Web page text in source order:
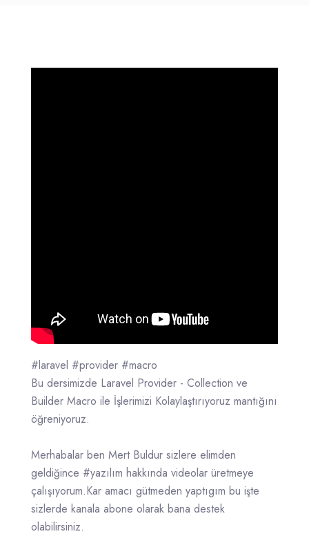
#laravel #provider #macro
Bu dersimizde Laravel Provider - Collection ve
Builder Macro ile İşlerimizi Kolaylaştırıyoruz mantığını
öğreniyoruz.
Merhabalar ben Mert Buldur sizlere elimden
geldiğince #yazılım hakkında videolar üretmeye
çalışıyorum.Kar amacı gütmeden yaptıgım bu işte
sizlerde kanala abone olarak bana destek
olabilirsiniz.